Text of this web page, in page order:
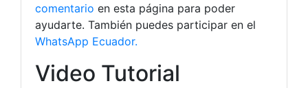
comentario en esta página para poder
ayudarte. También puedes participar en el
WhatsApp Ecuador.
Video Tutorial